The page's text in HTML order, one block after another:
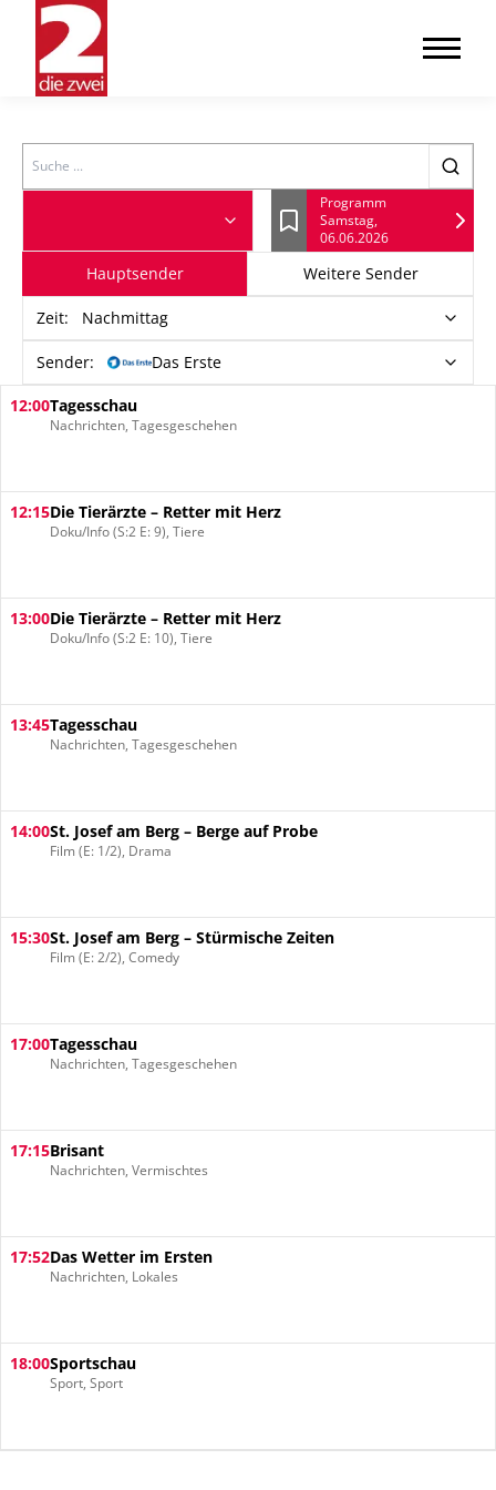
Search
Lesezeichen
Programm
Samstag,
06.06.2026
Hauptsender Weitere Sender
Zeit: Nachmittag
Sender: Das Erste
12:00Tagesschau
Nachrichten, Tagesgeschehen
12:15Die Tierärzte – Retter mit Herz
Doku/Info (S:2 E: 9), Tiere
13:00Die Tierärzte – Retter mit Herz
Doku/Info (S:2 E: 10), Tiere
13:45Tagesschau
Nachrichten, Tagesgeschehen
14:00St. Josef am Berg – Berge auf Probe
Film (E: 1/2), Drama
15:30St. Josef am Berg – Stürmische Zeiten
Film (E: 2/2), Comedy
17:00Tagesschau
Nachrichten, Tagesgeschehen
17:15Brisant
Nachrichten, Vermischtes
17:52Das Wetter im Ersten
Nachrichten, Lokales
18:00Sportschau
Sport, Sport